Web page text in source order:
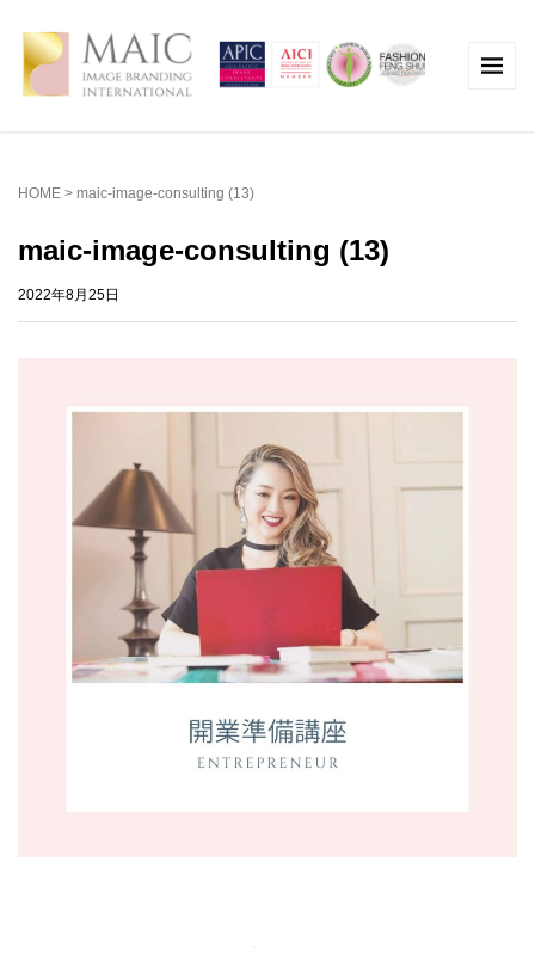
HOME > maic-image-consulting (13)
maic-image-consulting (13)
2022年8月25日